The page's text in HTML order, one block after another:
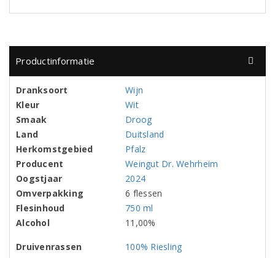
Productinformatie
Dranksoort
Wijn
Kleur
Wit
Smaak
Droog
Land
Duitsland
Herkomstgebied
Pfalz
Producent
Weingut Dr. Wehrheim
Oogstjaar
2024
Omverpakking
6 flessen
Flesinhoud
750 ml
Alcohol
11,00%
Druivenrassen
100% Riesling